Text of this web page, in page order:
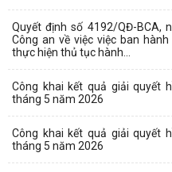
Quyết định số 4192/QĐ-BCA,
Công an về việc việc ban
thực hiện thủ tục hành...
Công khai kết quả giải quyết
tháng 5 năm 2026
Công khai kết quả giải quyết
tháng 5 năm 2026